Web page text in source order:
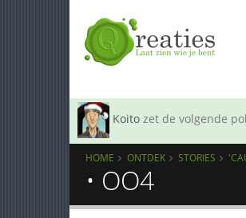
Koito zet de volgende
HOME ONTDEK STORIES
• OO4